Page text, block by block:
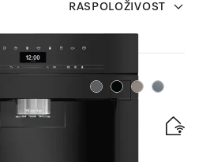
RASPOLOŽIVOST
Boja:Boja:Boja:Boja: